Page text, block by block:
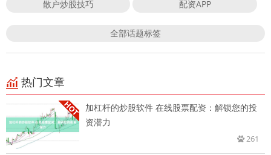
散户炒股技巧 配资APP
全部话题标签
热门文章
加杠杆的炒股软件 在线股票配资：解锁您的投
资潜力
261